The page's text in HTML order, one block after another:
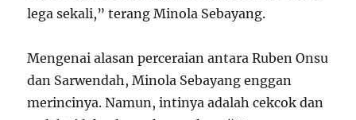
lega sekali,” terang Minola Sebayang.
Mengenai alasan perceraian antara Ruben Onsu
dan Sarwendah, Minola Sebayang enggan
merincinya. Namun, intinya adalah cekcok dan